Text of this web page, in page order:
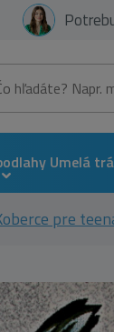
Umelá
pre